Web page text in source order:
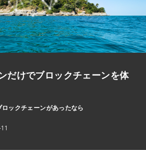
だけでブロックチェーンを体
ックチェーンがあったなら